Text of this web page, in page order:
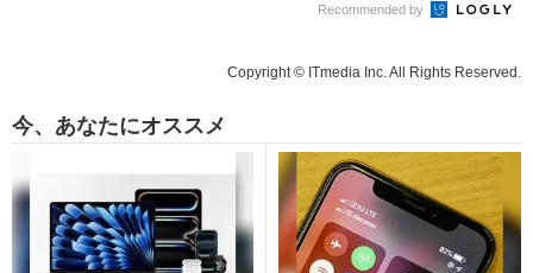
Recommended by
Copyright © ITmedia Inc. All Rights Reserved.
今、あなたにオススメ